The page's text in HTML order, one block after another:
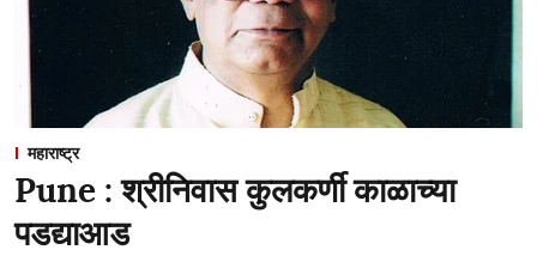
महाराष्ट्र
Pune : श्रीनिवास कुलकर्णी काळाच्या
पडद्याआड